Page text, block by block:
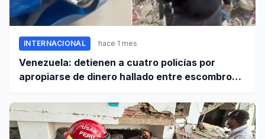
INTERNACIONAL hace 1 mes
Venezuela: detienen a cuatro policías por
apropiarse de dinero hallado entre escombros